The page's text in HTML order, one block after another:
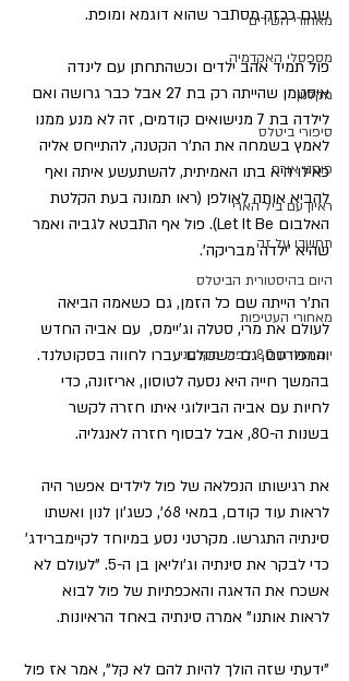
מאחורי השירים
מספסלי האקדמיה
מקלנון
סיפורי ביטלס
פוסט אורח
ראיון עם ביל הארי
תחשבו על זה
היום בהיסטורית הביטלס
מאחורי העטיפות
יום הולדת 80 לפול מקרטני
שגם ככזה מסתבר שהוא דוגמא ומופת.
פול תמיד אהב ילדים וכשהתחתן עם לינדה
איסטמן שהייתה רק בת 27 אבל כבר גרושה ואם
לילדה בת 7 מנישואים קודמים, זה לא מנע ממנו
לאמץ בשמחה את הת'ר הקטנה, להתייחס אליה
כאילו היא בתו האמיתית, להשתעשע איתה ואף
להביא אותה לאולפן (ראו תמונה בעת הקלטת
האלבום Let It Be). פול אף התבטא לגביה ואמר
שהיא 'ילדה מבריקה'.
הת'ר הייתה שם כל הזמן, גם כשאמה הביאה
לעולם את מרי, סטלה וג'יימס,  עם אביה החדש
והמפורסם, גם כשכולם עברו לחווה בסקוטלנד.
בהמשך חייה היא נסעה לטוסון, אריזונה, כדי
לחיות עם אביה הביולוגי איתו חזרה לקשר
בשנות ה-80, אבל לבסוף חזרה לאנגליה.
את רגישותו הנפלאה של פול לילדים אפשר היה
לראות עוד קודם, במאי 68', כשג'ון לנון ואשתו
סינתיה התגרשו. מקרטני נסע במיוחד לקיימברידג'
כדי לבקר את סינתיה וג'וליאן בן ה-5. "לעולם לא
אשכח את הדאגה והאכפתיות של פול לבוא
לראות אותנו" אמרה סינתיה באחד הראיונות.
"ידעתי שזה הולך להיות להם לא קל", אמר אז פול